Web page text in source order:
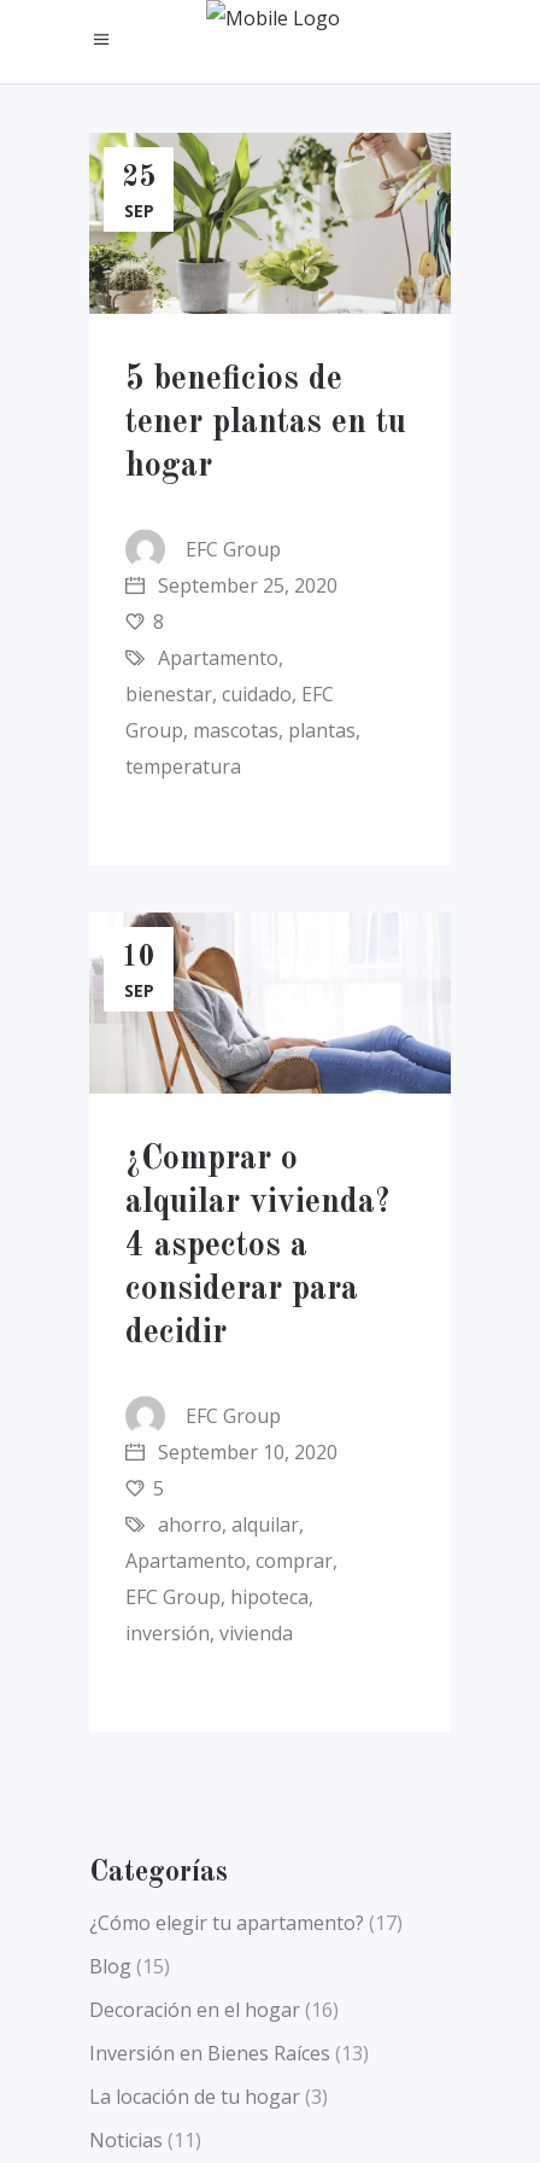
25
SEP
5 beneficios de
tener plantas en tu
hogar
EFC Group
September 25, 2020
8
Apartamento,
bienestar, cuidado, EFC
Group, mascotas, plantas,
temperatura
10
SEP
¿Comprar o
alquilar vivienda?
4 aspectos a
considerar para
decidir
EFC Group
September 10, 2020
5
ahorro, alquilar,
Apartamento, comprar,
EFC Group, hipoteca,
inversión, vivienda
Categorías
¿Cómo elegir tu apartamento? (17)
Blog(15)
Decoración en el hogar(16)
Inversión en Bienes Raíces (13)
La locación de tu hogar(3)
Noticias (11)